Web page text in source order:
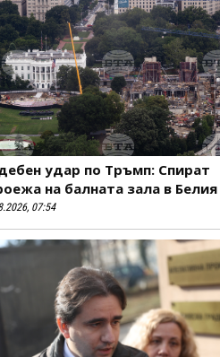
удар по Тръмп: Спират
на балната зала в
07:54